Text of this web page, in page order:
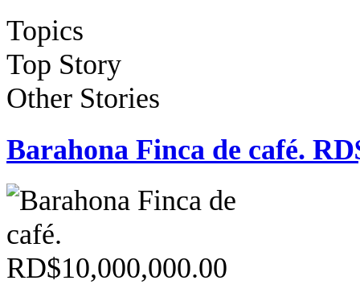
Topics
Top Story
Other Stories
Barahona Finca de café.